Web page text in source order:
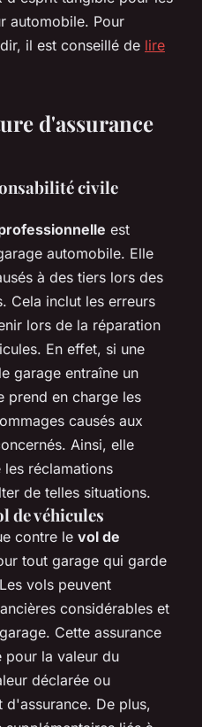
automobile. Pour
il est conseillé de lire
d'assurance
civile
est
automobile. Elle
à des tiers lors des
Cela inclut les erreurs
lors de la réparation
En effet, si une
garage entraîne un
prend en charge les
causés aux
Ainsi, elle
réclamations
de telles situations.
de véhicules
contre le vol de
tout garage qui garde
vols peuvent
considérables et
Cette assurance
pour la valeur du
déclarée ou
d'assurance. De plus,